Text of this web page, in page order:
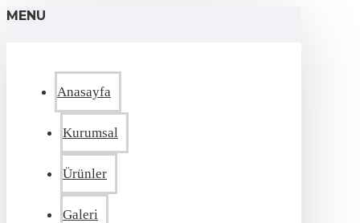
MENU
Anasayfa
Kurumsal
Ürünler
Galeri